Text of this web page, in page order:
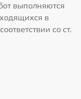
выполняются
в
со ст.